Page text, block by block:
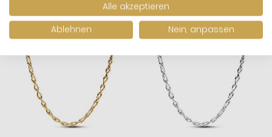
Alle akzeptieren
Ablehnen
Nein, anpassen